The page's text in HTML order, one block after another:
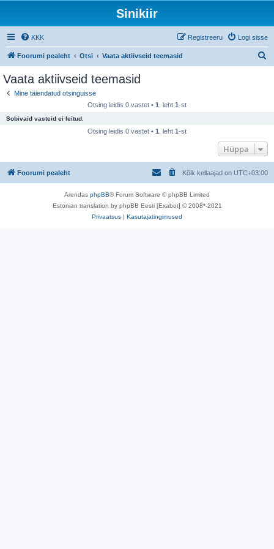
Sinikiir
KKK Logi sisse
Registreeru
Foorumi pealeht Otsi Vaata aktiivseid teemasid
Vaata aktiivseid teemasid
Mine täiendatud otsinguisse
Otsing leidis 0 vastet • 1 . leht 1-st
Sobivaid vasteid ei leitud.
Otsing leidis 0 vastet • 1 . leht 1-st
Hüppa
Foorumi pealeht Kõik kellaajad on UTC+03:00
Arendas phpBB® Forum Software © phpBB Limited
Estonian translation by phpBB Eesti [Exabot] © 2008*-2021
Privaatsus | Kasutajatingimused